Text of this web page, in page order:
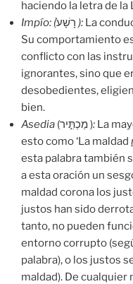
haciendo la letra de
Impío: (
): La
Su comportamiento
conflicto con las
ignorantes, sino que
desobedientes,
bien.
Asedia
(מַכְתִּ֣יר ): La
esto como ‘La maldad
esta palabra también
a esta oración un
maldad corona los
justos han sido
tanto, no pueden
entorno corrupto
palabra), o los justos
maldad). De cualquier